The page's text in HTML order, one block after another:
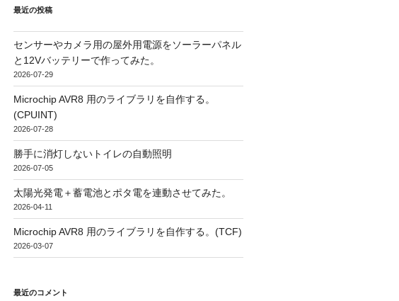
最近の投稿
センサーやカメラ用の屋外用電源をソーラーパネル
と12Vバッテリーで作ってみた。
2026-07-29
Microchip AVR8 用のライブラリを自作する。
(CPUINT)
2026-07-28
勝手に消灯しないトイレの自動照明
2026-07-05
太陽光発電＋蓄電池とポタ電を連動させてみた。
2026-04-11
Microchip AVR8 用のライブラリを自作する。(TCF)
2026-03-07
最近のコメント